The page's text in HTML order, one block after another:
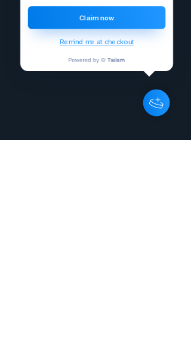
Claim now
Remind me at checkout